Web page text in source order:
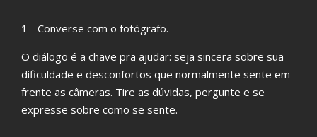
1 - Converse com o fotógrafo.
O diálogo é a chave pra ajudar: seja sincera sobre sua
dificuldade e desconfortos que normalmente sente em
frente as câmeras. Tire as dúvidas, pergunte e se
expresse sobre como se sente.